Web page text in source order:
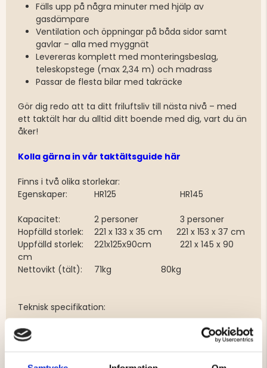
Fälls upp på några minuter med hjälp av
gasdämpare
Ventilation och öppningar på båda sidor samt
gavlar – alla med myggnät
Levereras komplett med monteringsbeslag,
teleskopstege (max 2,34 m) och madrass
Passar de flesta bilar med takräcke
Gör dig redo att ta ditt friluftsliv till nästa nivå – med
ett taktält har du alltid ditt boende med dig, vart du än
åker!
Kolla gärna in vår taktältsguide här
Finns i två olika storlekar:
Egenskaper:
HR125 HR145
Kapacitet: 2 personer
3 personer
Hopfälld storlek:
221 x 133 x 35 cm 221 x 153 x 37 cm
Uppfälld storlek:
221x125x90cm
221 x 145 x 90
cm
Nettovikt (tält):
71kg 80kg
Teknisk specifikation:
Duk: 280g armerad Canvas, vattentät 3000mm,